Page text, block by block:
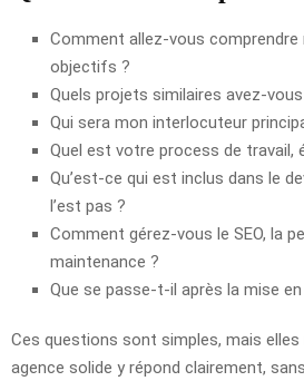
Comment allez-vous
objectifs ?
Quels projets similaires avez-
Qui sera mon interlocuteur
Quel est votre process de travail,
Qu’est-ce qui est inclus dans le
l’est pas ?
Comment gérez-vous le SEO, la
maintenance ?
Que se passe-t-il après la mise en
Ces questions sont simples, mais elles
agence solide y répond clairement,